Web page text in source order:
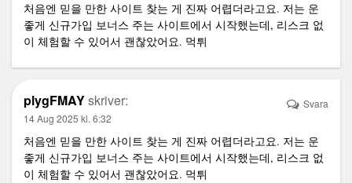
처음엔 믿을 만한 사이트 찾는 게 진짜 어렵더라고요. 저는 운
좋게 신규가입 보너스 주는 사이트에서 시작했는데, 리스크 없
이 체험할 수 있어서 괜찮았어요. 먹튀
plygFMAYskriver:
14 Aug 2025 kl. 6:32
처음엔 믿을 만한 사이트 찾는 게 진짜 어렵더라고요. 저는 운
좋게 신규가입 보너스 주는 사이트에서 시작했는데, 리스크 없
이 체험할 수 있어서 괜찮았어요. 먹튀
Svara